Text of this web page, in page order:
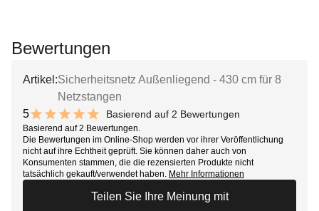
Bewertungen
Artikel:Sicherheitsnetz Außenliegend - 430 cm für 8
Netzstangen
5
10 out of 10 stars
Basierend auf 2 Bewertungen
Basierend auf 2 Bewertungen.
Die Bewertungen im Online-Shop werden vor ihrer Veröffentlichung
nicht auf ihre Echtheit geprüft. Sie können daher auch von
Konsumenten stammen, die die rezensierten Produkte nicht
tatsächlich gekauft/verwendet haben. Mehr Informationen
Teilen Sie Ihre Meinung mit